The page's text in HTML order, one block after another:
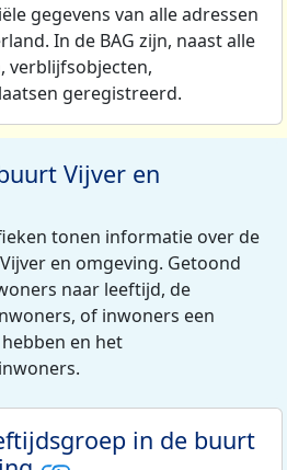
gegevens van alle adressen
In de BAG zijn, naast alle
verblijfsobjecten,
geregistreerd.
Vijver en
tonen informatie over de
en omgeving. Getoond
naar leeftijd, de
of inwoners een
en het
in de buurt